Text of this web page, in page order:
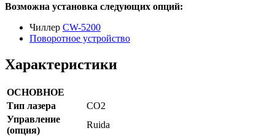
Возможна установка следующих опций:
Чиллер CW-5200
Поворотное устройство
Характеристики
ОСНОВНОЕ
Тип лазера
CO2
Управление
(опция)
Ruida